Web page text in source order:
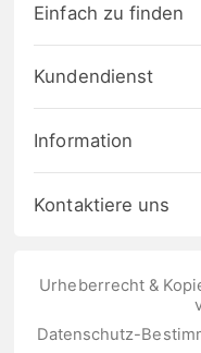
Einfach zu finden
Kundendienst
Information
Kontaktiere uns
Urheberrecht &
Datenschutz-